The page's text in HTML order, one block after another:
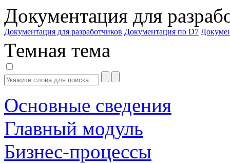
Документация для
Документация для разработчиков Документация по D7
Темная тема
Основные сведения
Главный модуль
Бизнес-процессы